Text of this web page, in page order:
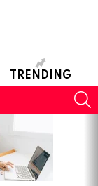
TRENDING